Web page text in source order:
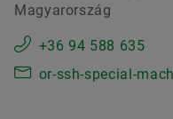
Magyarország
+36 94 588 635
or-ssh-special-